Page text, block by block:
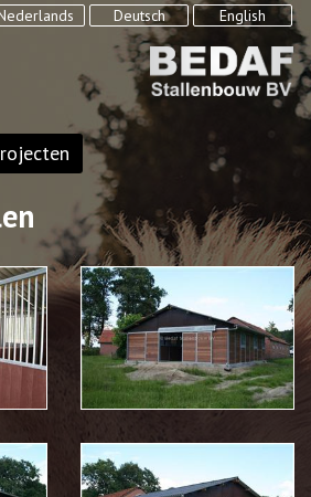
Deutsch English